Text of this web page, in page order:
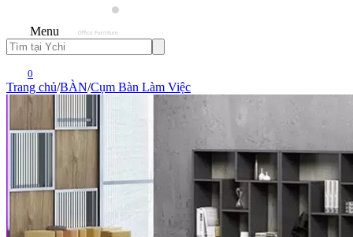
Menu
0
Trang chủ/BÀN/Cụm Bàn Làm Việc